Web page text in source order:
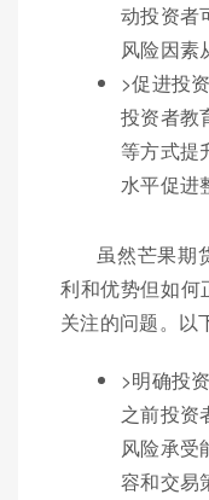
动投资者
风险因素
>促进投
投资者教
等方式提
水平促进
虽然芒果期
利和优势但如何
关注的问题。以
>明确投
之前投资
风险承受
容和交易